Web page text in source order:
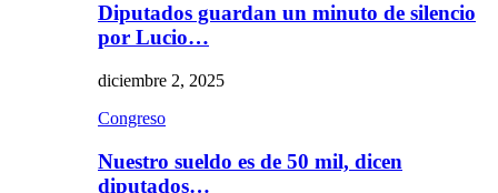
Diputados guardan un minuto de silencio
por Lucio…
diciembre 2, 2025
Congreso
Nuestro sueldo es de 50 mil, dicen
diputados…